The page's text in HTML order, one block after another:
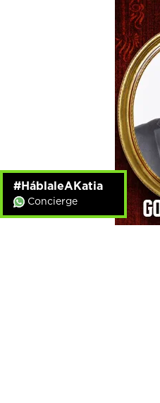
#HáblaleAKatia
Concierge